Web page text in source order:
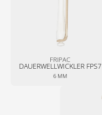
FRIPAC
DAUER­WELL­WICKLER­ FPS7
6 MM